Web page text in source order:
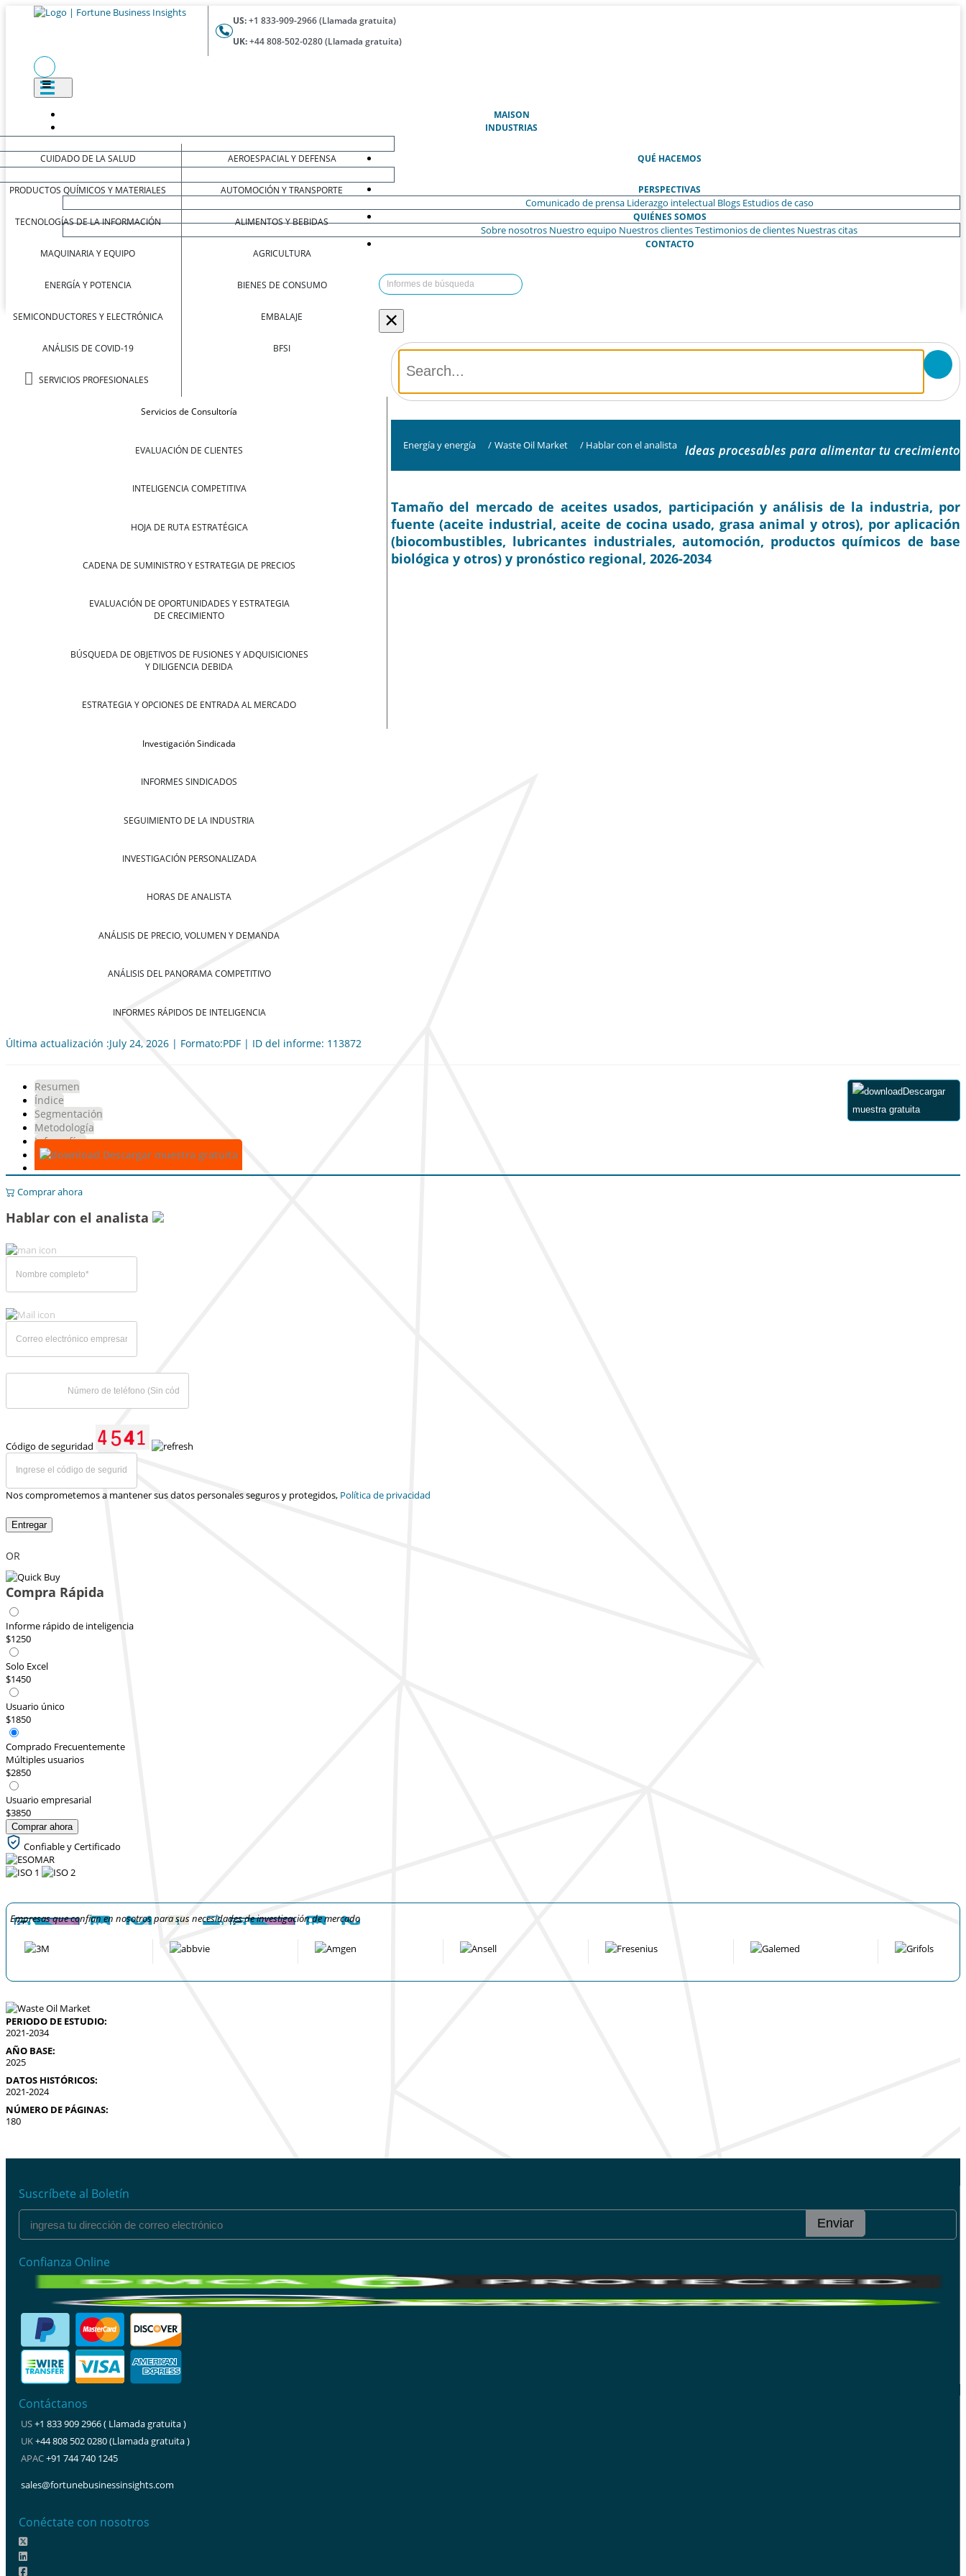
US:+1 833-909-2966 (Llamada gratuita)
UK:+44 808-502-0280 (Llamada gratuita)
MAISON(ACTUAL)
INDUSTRIAS
CUIDADO DE LA SALUD
PRODUCTOS QUÍMICOS Y MATERIALES
TECNOLOGÍAS DE LA INFORMACIÓN
MAQUINARIA Y EQUIPO
ENERGÍA Y POTENCIA
SEMICONDUCTORES Y ELECTRÓNICA
ANÁLISIS DE COVID-19
SERVICIOS PROFESIONALES
AEROESPACIAL Y DEFENSA
AUTOMOCIÓN Y TRANSPORTE
ALIMENTOS Y BEBIDAS
AGRICULTURA
BIENES DE CONSUMO
EMBALAJE
BFSI
QUÉ HACEMOS
Servicios de Consultoría
EVALUACIÓN DE CLIENTES
INTELIGENCIA COMPETITIVA
HOJA DE RUTA ESTRATÉGICA
CADENA DE SUMINISTRO Y ESTRATEGIA DE PRECIOS
EVALUACIÓN DE OPORTUNIDADES Y ESTRATEGIA
DE CRECIMIENTO
BÚSQUEDA DE OBJETIVOS DE FUSIONES Y ADQUISICIONES
Y DILIGENCIA DEBIDA
ESTRATEGIA Y OPCIONES DE ENTRADA AL MERCADO
Investigación Sindicada
INFORMES SINDICADOS
SEGUIMIENTO DE LA INDUSTRIA
INVESTIGACIÓN PERSONALIZADA
HORAS DE ANALISTA
ANÁLISIS DE PRECIO, VOLUMEN Y DEMANDA
ANÁLISIS DEL PANORAMA COMPETITIVO
INFORMES RÁPIDOS DE INTELIGENCIA
PERSPECTIVAS
Comunicado de prensa Liderazgo intelectual Blogs Estudios de caso
QUIÉNES SOMOS
Sobre nosotros Nuestro equipo Nuestros clientesTestimonios de clientes Nuestras citas
CONTACTO
×
Energía y energía / Waste Oil Market / Hablar con el analista Ideas procesables para alimentar tu crecimiento
Tamaño del mercado de aceites usados, participación y análisis de la industria, por
fuente (aceite industrial, aceite de cocina usado, grasa animal y otros), por aplicación
(biocombustibles, lubricantes industriales, automoción, productos químicos de base
biológica y otros) y pronóstico regional, 2026-2034
Última actualización :July 24, 2026 | Formato:PDF | ID del informe: 113872
Resumen
Índice
Segmentación
Metodología
Infografías
Descargar muestra gratuita
Descargar
muestra gratuita
Comprar ahora
Hablar con el analista
Código de seguridad
Nos comprometemos a mantener sus datos personales seguros y protegidos, Política de privacidad
Entregar
OR
Compra Rápida
Informe rápido de inteligencia
$1250
Solo Excel
$1450
Usuario único
$1850
Comprado Frecuentemente
Múltiples usuarios
$2850
Usuario empresarial
$3850
Comprar ahora
Confiable y Certificado
Empresas que confían en nosotros para sus necesidades de investigación de mercado
PERIODO DE ESTUDIO:
2021-2034
AÑO BASE:
2025
DATOS HISTÓRICOS:
2021-2024
NÚMERO DE PÁGINAS:
180
Suscríbete al Boletín
Enviar
Confianza Online
Contáctanos
US+1 833 909 2966 ( Llamada gratuita )
UK+44 808 502 0280 (Llamada gratuita )
APAC+91 744 740 1245
sales@fortunebusinessinsights.com
Conéctate con nosotros